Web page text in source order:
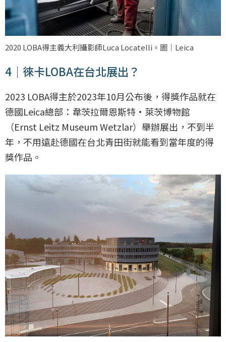
2020 LOBA得主義大利攝影師Luca Locatelli。圖｜Leica
4｜徠卡LOBA在台北展出？
2023 LOBA得主於2023年10月公布後，得獎作品就在
德國Leica總部：韋茨拉爾恩斯特·萊茨博物館
（Ernst Leitz Museum Wetzlar）舉辦展出，不到半
年，不用遠赴德國在台北青田街就能看到當年度的得
獎作品。